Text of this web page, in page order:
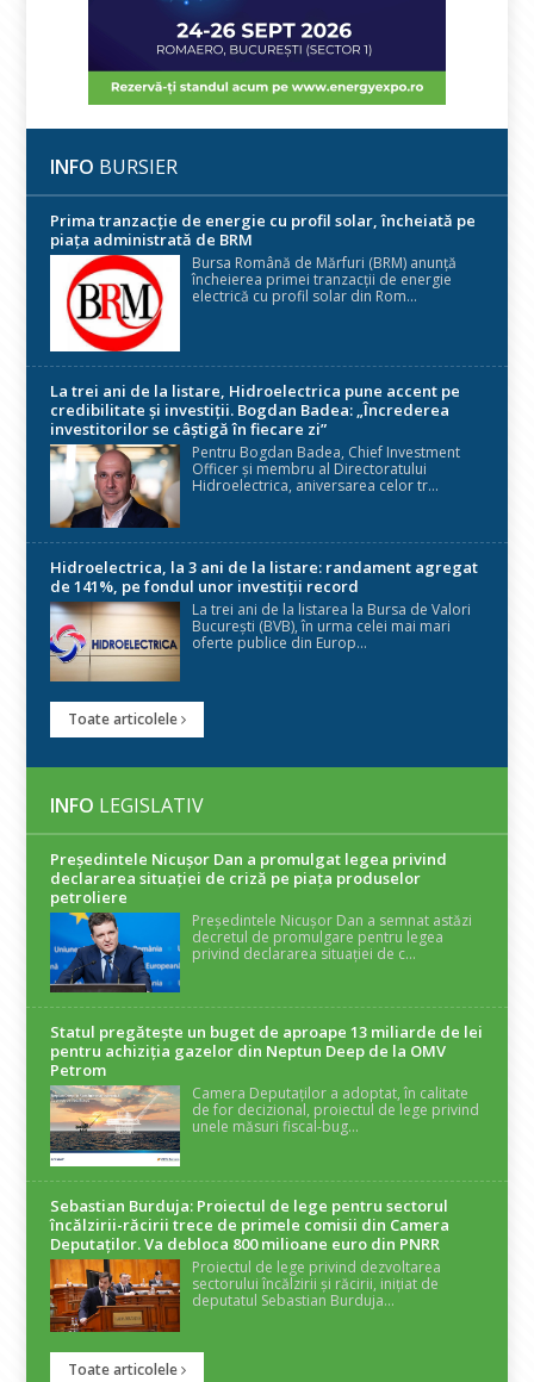
INFO BURSIER
Prima tranzacție de energie cu profil solar, încheiată pe
piața administrată de BRM
Bursa Română de Mărfuri (BRM) anunță
încheierea primei tranzacții de energie
electrică cu profil solar din Rom...
La trei ani de la listare, Hidroelectrica pune accent pe
credibilitate și investiții. Bogdan Badea: „Încrederea
investitorilor se câștigă în fiecare zi”
Pentru Bogdan Badea, Chief Investment
Officer și membru al Directoratului
Hidroelectrica, aniversarea celor tr...
Hidroelectrica, la 3 ani de la listare: randament agregat
de 141%, pe fondul unor investiții record
La trei ani de la listarea la Bursa de Valori
București (BVB), în urma celei mai mari
oferte publice din Europ...
Toate articolele
INFO LEGISLATIV
Președintele Nicuşor Dan a promulgat legea privind
declararea situaţiei de criză pe piaţa produselor
petroliere
Președintele Nicușor Dan a semnat astăzi
decretul de promulgare pentru legea
privind declararea situației de c...
Statul pregătește un buget de aproape 13 miliarde de lei
pentru achiziția gazelor din Neptun Deep de la OMV
Petrom
Camera Deputaților a adoptat, în calitate
de for decizional, proiectul de lege privind
unele măsuri fiscal-bug...
Sebastian Burduja: Proiectul de lege pentru sectorul
încălzirii-răcirii trece de primele comisii din Camera
Deputaților. Va debloca 800 milioane euro din PNRR
Proiectul de lege privind dezvoltarea
sectorului încălzirii și răcirii, inițiat de
deputatul Sebastian Burduja...
Toate articolele